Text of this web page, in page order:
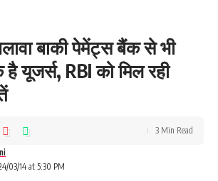
बाकी पेमेंट्स बैंक से भी
यूजर्स, RBI को मिल रही
03/14 at 5:30 PM
3 Min Read